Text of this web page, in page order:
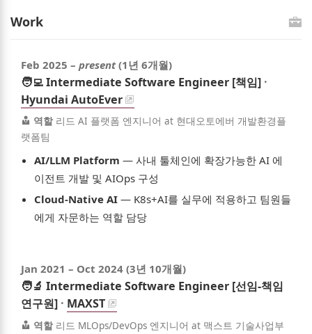
Work
Feb 2025 – present (1년 6개월)
🧑‍💻Intermediate Software Engineer [책임] ·
Hyundai AutoEver
역할 리드 AI 플랫폼 엔지니어 at 현대오토에버 개발환경플
랫폼팀
AI/LLM Platform — 사내 툴체인에 확장가능한 AI 에
이전트 개발 및 AIOps 구성
Cloud-Native AI— K8s+AI를 실무에 적용하고 팀원들
에게 자문하는 역할 담당
Jan 2021 – Oct 2024 (3년 10개월)
🧑‍🔬 Intermediate Software Engineer [선임-책임
연구원] · MAXST
역할 리드 MLOps/DevOps 엔지니어 at 맥스트 기술사업부